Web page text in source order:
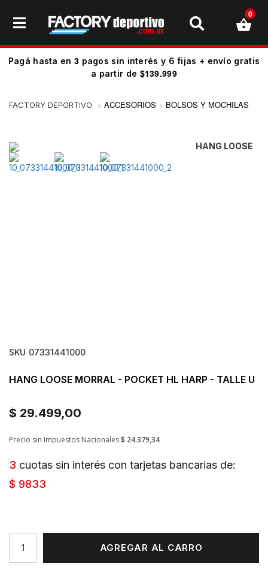
Pagá hasta en 3 pagos sin interés y 6 fijas + envío gratis
a partir de $139.999
0
ACCESORIOS BOLSOS Y MOCHILAS
SKU 07331441000
HANG LOOSE
HANG LOOSE MORRAL - POCKET HL HARP - TALLE U
$ 29.499,00
Precio sin Impuestos Nacionales$ 24.379,34
3 cuotas sin interés con tarjetas bancarias de:
$ 9833
AGREGAR AL CARRO